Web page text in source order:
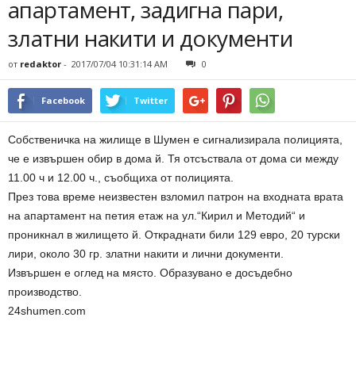
апартамент, задигна пари,
златни накити и документи
от redaktor - 2017/07/04 10:31:14 AM 0
Facebook Twitter
Собственичка на жилище в Шумен е сигнализирала полицията,
че е извършен обир в дома й. Тя отсъствала от дома си между
11.00 ч и 12.00 ч., съобщиха от полицията.
През това време неизвестен взломил патрон на входната врата
на апартамент на петия етаж на ул.“Кирил и Методий“ и
проникнал в жилището й. Откраднати били 129 евро, 20 турски
лири, около 30 гр. златни накити и лични документи.
Извършен е оглед на място. Образувано е досъдебно
производство.
24shumen.com